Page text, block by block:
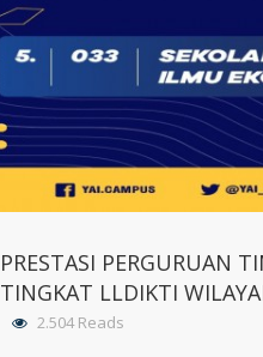
PRESTASI PERGURUAN
TINGKAT LLDIKTI
2.504 Reads